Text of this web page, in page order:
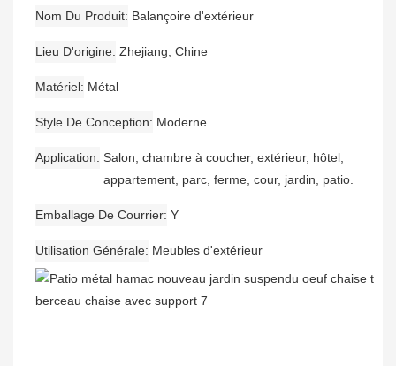
Nom Du Produit Balançoire d'extérieur
Lieu D'origine Zhejiang, Chine
Matériel Métal
Style De Conception Moderne
Application Salon, chambre à coucher, extérieur, hôtel,
appartement, parc, ferme, cour, jardin, patio.
Emballage De Courrier Y
Utilisation Générale Meubles d'extérieur